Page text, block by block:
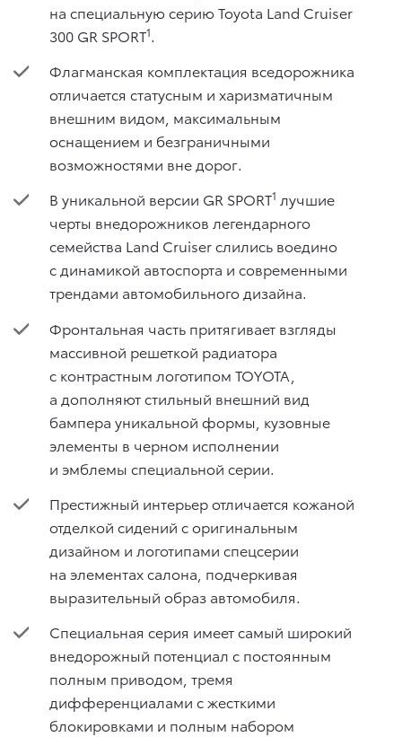
на специальную серию Toyota Land Cruiser
300 GR SPORT1.
Флагманская комплектация вседорожника
отличается статусным и харизматичным
внешним видом, максимальным
оснащением и безграничными
возможностями вне дорог.
В уникальной версии GR SPORT1 лучшие
черты внедорожников легендарного
семейства Land Cruiser слились воедино
с динамикой автоспорта и современными
трендами автомобильного дизайна.
Фронтальная часть притягивает взгляды
массивной решеткой радиатора
с контрастным логотипом TOYOTA,
а дополняют стильный внешний вид
бампера уникальной формы, кузовные
элементы в черном исполнении
и эмблемы специальной серии.
Престижный интерьер отличается кожаной
отделкой сидений с оригинальным
дизайном и логотипами спецсерии
на элементах салона, подчеркивая
выразительный образ автомобиля.
Специальная серия имеет самый широкий
внедорожный потенциал с постоянным
полным приводом, тремя
дифференциалами с жесткими
блокировками и полным набором